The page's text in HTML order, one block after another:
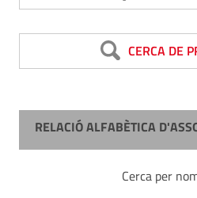
CERCA DE
RELACIÓ ALFABÈTICA
Cerca per